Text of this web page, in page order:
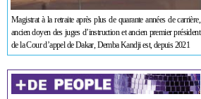
Magistrat à la retraite après plus de quarante années de carrière,
ancien doyen des juges d’instruction et ancien premier président
de la Cour d’appel de Dakar, Demba Kandji est, depuis 2021